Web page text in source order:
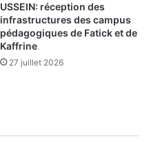
USSEIN: réception des
infrastructures des campus
pédagogiques de Fatick et de
Kaffrine
27 juillet 2026